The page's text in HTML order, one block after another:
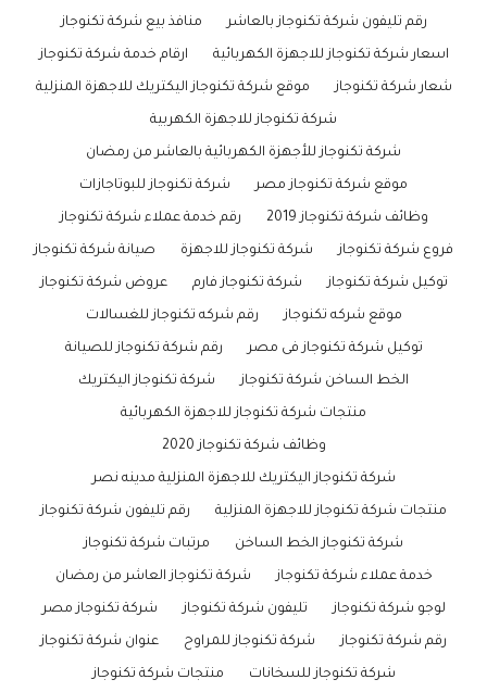
رقم تليفون شركة تكنوجاز بالعاشر منافذ بيع شركة تكنوجاز
اسعار شركة تكنوجاز للاجهزة الكهربائية ارقام خدمة شركة تكنوجاز
شعار شركة تكنوجاز موقع شركة تكنوجاز اليكتريك للاجهزة المنزلية
شركة تكنوجاز للاجهزة الكهربية
شركة تكنوجاز للأجهزة الكهربائية بالعاشر من رمضان
موقع شركة تكنوجاز مصر شركة تكنوجاز للبوتاجازات
وظائف شركة تكنوجاز 2019 رقم خدمة عملاء شركة تكنوجاز
فروع شركة تكنوجاز شركة تكنوجاز للاجهزة صيانة شركة تكنوجاز
توكيل شركة تكنوجاز شركة تكنوجاز فارم عروض شركة تكنوجاز
موقع شركه تكنوجاز رقم شركه تكنوجاز للغسالات
توكيل شركة تكنوجاز فى مصر رقم شركة تكنوجاز للصيانة
الخط الساخن شركة تكنوجاز شركة تكنوجاز اليكتريك
منتجات شركة تكنوجاز للاجهزة الكهربائية
وظائف شركة تكنوجاز 2020
شركة تكنوجاز اليكتريك للاجهزة المنزلية مدينه نصر
منتجات شركة تكنوجاز للاجهزة المنزلية رقم تليفون شركة تكنوجاز
شركة تكنوجاز الخط الساخن مرتبات شركة تكنوجاز
خدمة عملاء شركة تكنوجاز شركة تكنوجاز العاشر من رمضان
لوجو شركة تكنوجاز تليفون شركة تكنوجاز شركة تكنوجاز مصر
رقم شركة تكنوجاز شركة تكنوجاز للمراوح عنوان شركة تكنوجاز
شركة تكنوجاز للسخانات منتجات شركة تكنوجاز